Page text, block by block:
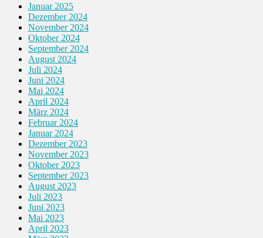
Januar 2025
Dezember 2024
November 2024
Oktober 2024
September 2024
August 2024
Juli 2024
Juni 2024
Mai 2024
April 2024
März 2024
Februar 2024
Januar 2024
Dezember 2023
November 2023
Oktober 2023
September 2023
August 2023
Juli 2023
Juni 2023
Mai 2023
April 2023